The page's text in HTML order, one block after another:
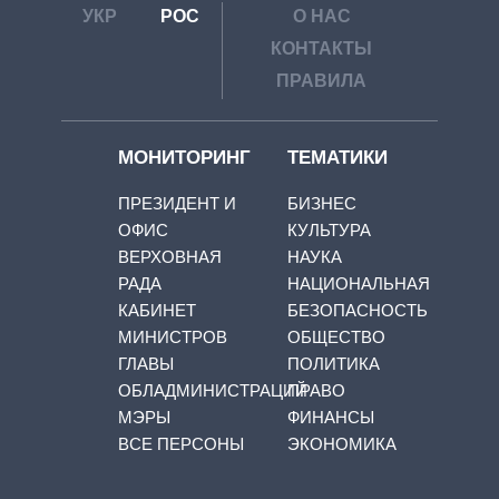
УКР РОС
О НАС
КОНТАКТЫ
ПРАВИЛА
МОНИТОРИНГ
ПРЕЗИДЕНТ И
ОФИС
ВЕРХОВНАЯ
РАДА
КАБИНЕТ
МИНИСТРОВ
ГЛАВЫ
ОБЛАДМИНИСТРАЦИЙ
МЭРЫ
ВСЕ ПЕРСОНЫ
ТЕМАТИКИ
БИЗНЕС
КУЛЬТУРА
НАУКА
НАЦИОНАЛЬНАЯ
БЕЗОПАСНОСТЬ
ОБЩЕСТВО
ПОЛИТИКА
ПРАВО
ФИНАНСЫ
ЭКОНОМИКА